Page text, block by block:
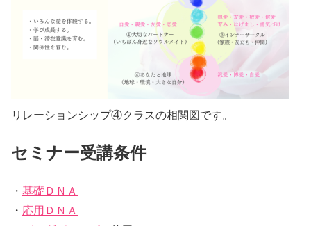
リレーションシップ④クラスの相関図です。
セミナー受講条件
・ 基礎ＤＮＡ
・ 応用ＤＮＡ